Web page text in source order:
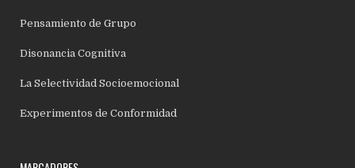
Pensamiento de Grupo
Disonancia Cognitiva
La Selectividad Socioemocional
Experimentos de Conformidad